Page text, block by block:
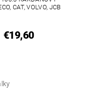
CAT, VOLVO, JCB
€19,60